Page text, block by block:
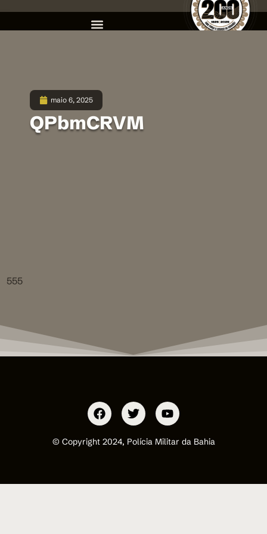
maio 6, 2025
QPbmCRVM
555
© Copyright 2024, Polícia Militar da Bahia